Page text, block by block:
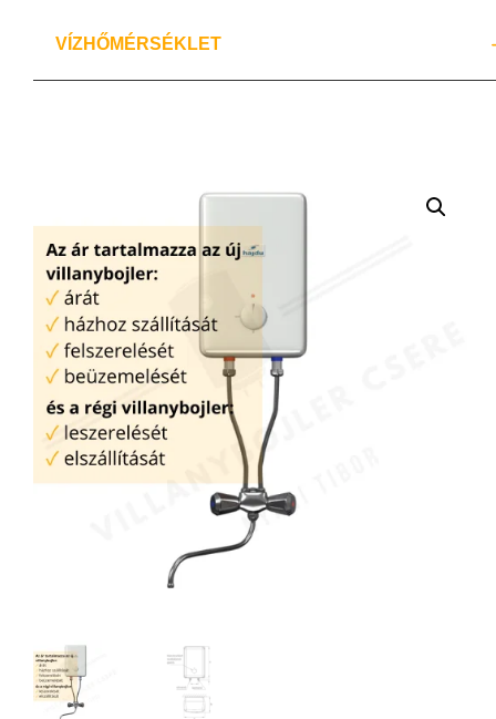
VÍZHŐMÉRSÉKLET